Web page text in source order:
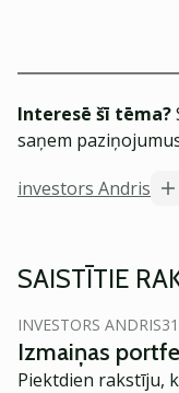
Interesē šī tēma?
saņem
investors Andris
SAISTĪTIE
INVESTORS ANDRIS
Izmaiņas
Piektdien rakstīju,